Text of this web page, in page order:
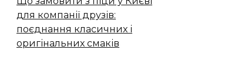
для компанії друзів:
поєднання класичних і
оригінальних смаків